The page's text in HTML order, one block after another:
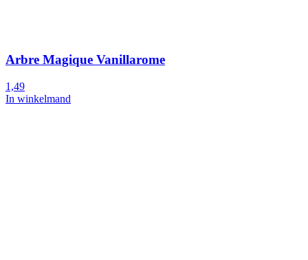
Arbre Magique Vanillarome
1,49
In winkelmand